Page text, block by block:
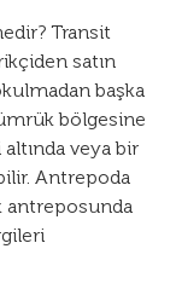
Transit
satın
başka
bölgesine
veya bir
Antrepoda
antreposunda